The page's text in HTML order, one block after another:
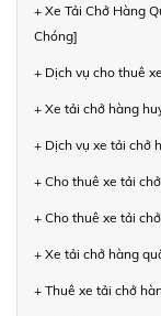
+ Xe Tải Chở Hàng
Chóng]
+ Dịch vụ cho thuê
+ Xe tải chở hàng
+ Dịch vụ xe tải chở
+ Cho thuê xe tải
+ Cho thuê xe tải
+ Xe tải chở hàng
+ Thuê xe tải chở